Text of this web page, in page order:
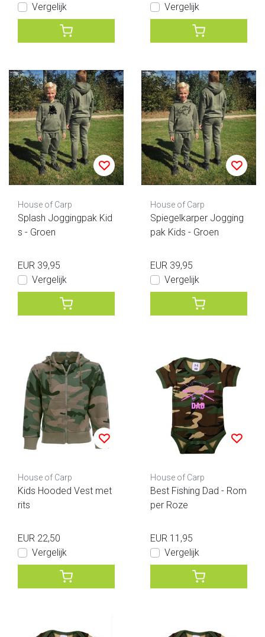
Vergelijk
Vergelijk
House of Carp
Splash Joggingpak Kid
s - Groen
EUR 39,95
Vergelijk
House of Carp
Spiegelkarper Jogging
pak Kids - Groen
EUR 39,95
Vergelijk
House of Carp
Kids Hooded Vest met
rits
EUR 22,50
Vergelijk
House of Carp
Best Fishing Dad - Rom
per Roze
EUR 11,95
Vergelijk